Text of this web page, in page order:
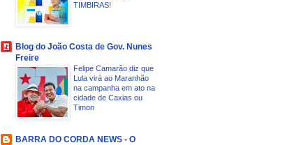
TIMBIRAS!
Blog do João Costa de Gov. Nunes
Freire
Felipe Camarão diz que
Lula virá ao Maranhão
na campanha em ato na
cidade de Caxias ou
Timon
BARRA DO CORDA NEWS - O